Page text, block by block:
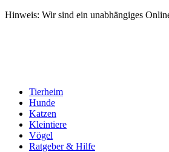
Hinweis: Wir sind ein unabhängiges
Tierheim
Hunde
Katzen
Kleintiere
Vögel
Ratgeber & Hilfe